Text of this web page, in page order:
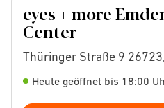
eyes + more
Center
Thüringer Straße 9
Heute geöffnet bis 18:00